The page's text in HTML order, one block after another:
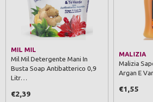
MIL MIL
Mil Mil Detergente Mani In
Busta Soap Antibatterico 0,9
Litr…
€2,39
MALIZIA
Malizia
Argan E
€1,55